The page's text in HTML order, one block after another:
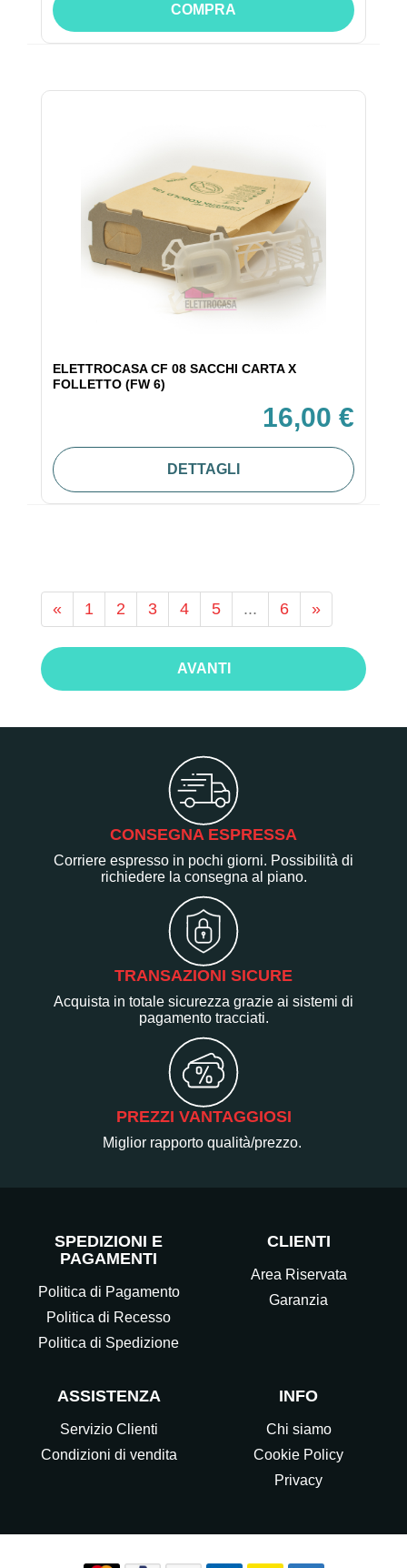
COMPRA
ELETTROCASA CF 08 SACCHI CARTA X
FOLLETTO (FW 6)
16,00 €
DETTAGLI
« 1 2 3 4 5 ... 6 »
AVANTI
CONSEGNA ESPRESSA
Corriere espresso in pochi giorni. Possibilità di
richiedere la consegna al piano.
TRANSAZIONI SICURE
Acquista in totale sicurezza grazie ai sistemi di
pagamento tracciati.
PREZZI VANTAGGIOSI
Miglior rapporto qualità/prezzo.
SPEDIZIONI E
PAGAMENTI
Politica di Pagamento
Politica di Recesso
Politica di Spedizione
CLIENTI
Area Riservata
Garanzia
ASSISTENZA
Servizio Clienti
Condizioni di vendita
INFO
Chi siamo
Cookie Policy
Privacy